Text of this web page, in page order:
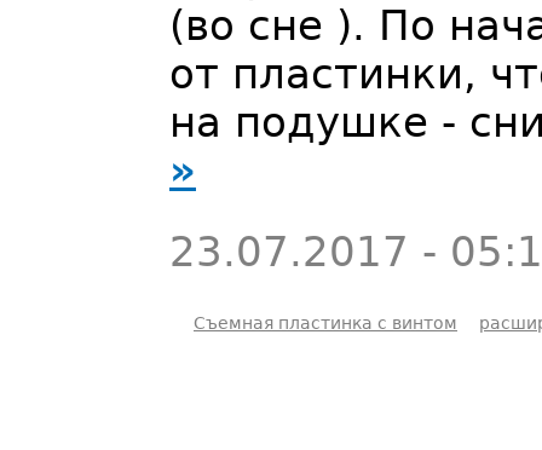
(во сне ). По
от пластинки,
на подушке -
»
23.07.2017 -
Съемная пластинка с винтом